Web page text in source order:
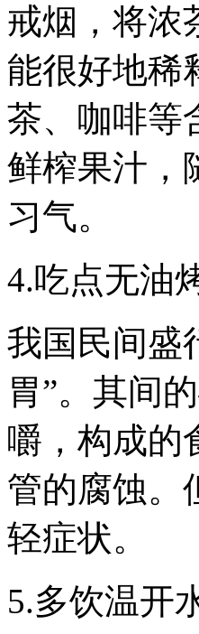
戒烟，将浓
能很好地稀
茶、咖啡等
鲜榨果汁，
习气。
4.吃点无油
我国民间盛
胃”。其间
嚼，构成的
管的腐蚀。
轻症状。
5.多饮温开